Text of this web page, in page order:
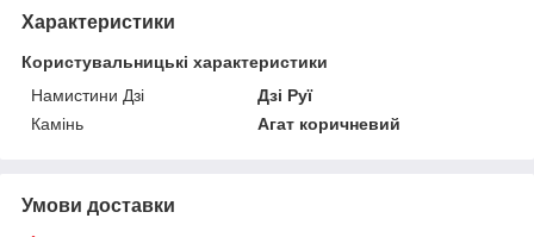
Характеристики
Користувальницькі характеристики
Намистини Дзі
Дзі Руї
Камінь
Агат коричневий
Умови доставки